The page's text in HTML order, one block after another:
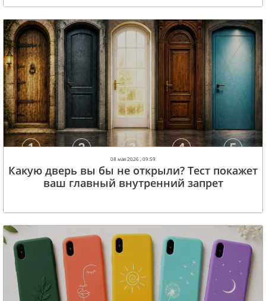
08 мая 2026 , 09:59
Какую дверь вы бы не открыли? Тест покажет
ваш главный внутренний запрет